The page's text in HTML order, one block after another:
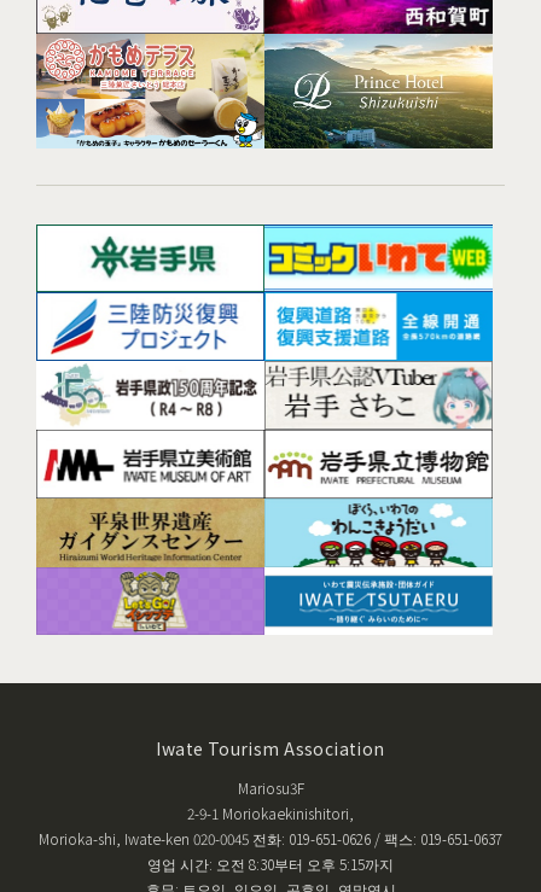
Iwate Tourism Association
Mariosu3F
2-9-1 Moriokaekinishitori,
Morioka-shi, Iwate-ken 020-0045 전화: 019-651-0626 / 팩스: 019-651-0637
영업 시간: 오전 8:30부터 오후 5:15까지